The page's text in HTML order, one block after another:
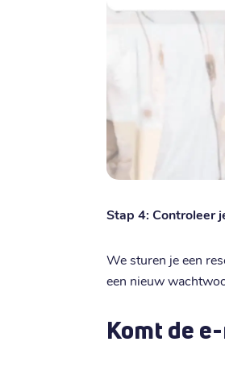
Stap 4: Controleer
We sturen je een
een nieuw
Komt de